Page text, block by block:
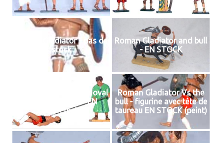
Roman Gladiator - pas de
stock
Roman Gladiator and bull
- EN STOCK
Roman Gladiator removal
from the Arena - EN
STOCK (peint)
Roman Gladiator Vs the
bull - figurine avec tête de
taureau EN STOCK (peint)